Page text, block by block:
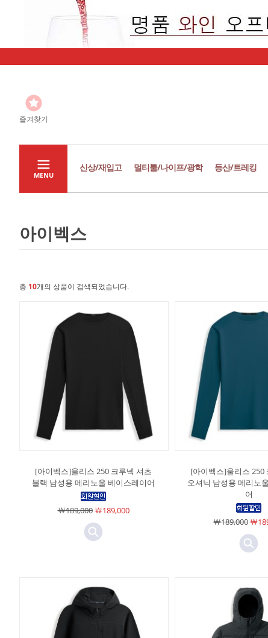
즐겨찾기
MENU
신상/재입고 멀티툴/나이프/광학 등산/트레킹
아이벡스
총 10개의 상품이 검색되었습니다.
[아이벡스]울리스 250 크루넥 셔츠
블랙 남성용 메리노울 베이스레이어
￦189,000￦189,000
[아이벡스]울리스 250
오셔닉 남성용 메리노
어
￦189,000￦